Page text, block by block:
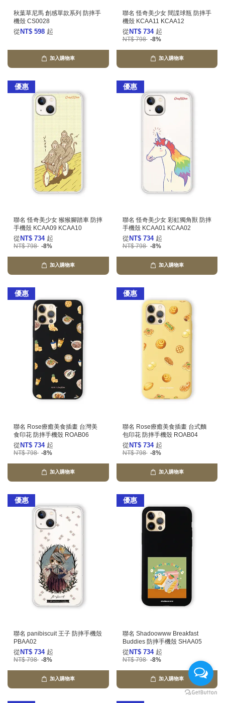
秋葉草尼馬 創感單款系列 防摔手
機殼 CS0028
從 NT$ 598 起
加入購物車
聯名 怪奇美少女 間諜球瓶 防摔手
機殼 KCAA11 KCAA12
從 NT$ 734 起
NT$ 798 -8%
加入購物車
優惠
聯名 怪奇美少女 猴猴腳踏車 防摔
手機殼 KCAA09 KCAA10
從 NT$ 734 起
NT$ 798 -8%
加入購物車
優惠
聯名 怪奇美少女 彩虹獨角獸 防摔
手機殼 KCAA01 KCAA02
從 NT$ 734 起
NT$ 798 -8%
加入購物車
優惠
聯名 Rose療癒美食插畫 台灣美
食印花 防摔手機殼 ROAB06
從 NT$ 734 起
NT$ 798 -8%
加入購物車
優惠
聯名 Rose療癒美食插畫 台式麵
包印花 防摔手機殼 ROAB04
從 NT$ 734 起
NT$ 798 -8%
加入購物車
優惠
聯名 panibiscuit 王子 防摔手機殼
PBAA02
從 NT$ 734 起
NT$ 798 -8%
加入購物車
優惠
聯名 Shadoowww Breakfast
Buddies 防摔手機殼 SHAA05
從 NT$ 734 起
NT$ 798 -8%
加入購物車